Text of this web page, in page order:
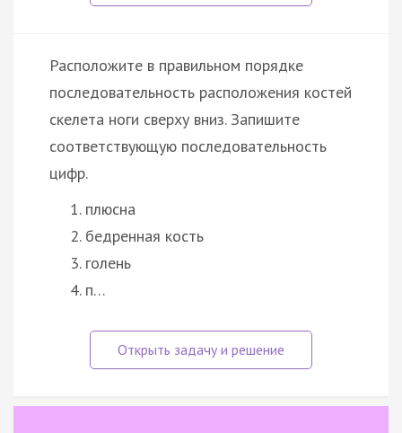
Расположите в правильном порядке
последовательность расположения костей
скелета ноги сверху вниз. Запишите
соответствующую последовательность
цифр.
плюсна
бедренная кость
голень
п…